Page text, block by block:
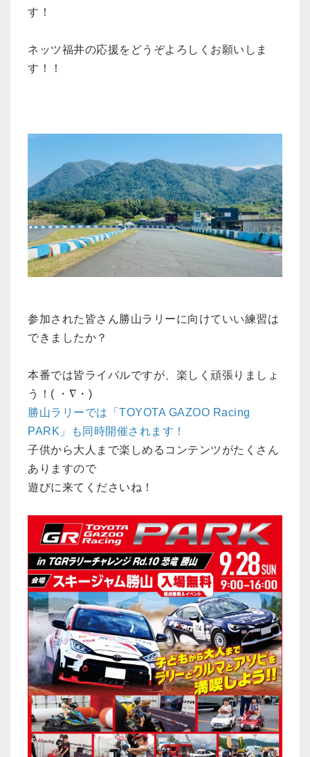
す！
ネッツ福井の応援をどうぞよろしくお願いしま
す！！
参加された皆さん勝山ラリーに向けていい練習は
できましたか？
本番では皆ライバルですが、楽しく頑張りましょ
う！( ・∇・)
勝山ラリーでは「TOYOTA GAZOO Racing
PARK」も同時開催されます！
子供から大人まで楽しめるコンテンツがたくさん
ありますので
遊びに来てくださいね！